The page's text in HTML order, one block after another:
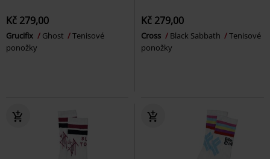
Kč 279,00
Grucifix Ghost
Tenisové
ponožky
Kč 279,00
Cross Black Sabbath
Tenisové
ponožky